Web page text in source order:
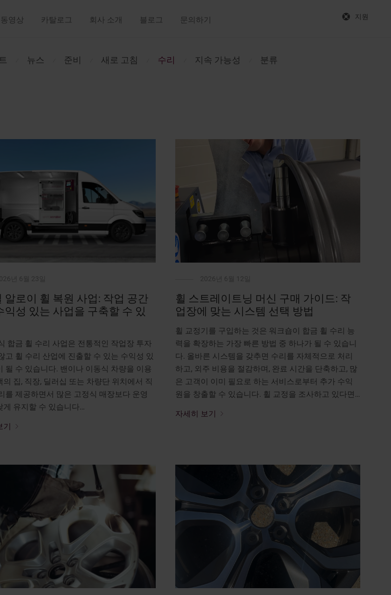
동영상 카탈로그 회사 소개 블로그 문의하기 지원
뉴스 준비 새로 고침 수리 지속 가능성 분류
알로이 휠 복원 사업: 작업 공간
익성 있는 사업을 구축할 수 있
합금 휠 수리 사업은 전통적인 작업장 투자
고 휠 수리 산업에 진출할 수 있는 수익성 있
될 수 있습니다. 밴이나 이동식 차량을 이용
의 집, 직장, 딜러십 또는 차량단 위치에서 직
를 제공하면서 많은 고정식 매장보다 운영
게 유지할 수 있습니다…
기
휠 스트레이트닝 머신 구매 가이드: 작
업장에 맞는 시스템 선택 방법
휠 교정기를 구입하는 것은 워크숍이 합금 휠 수리 능
력을 확장하는 가장 빠른 방법 중 하나가 될 수 있습니
다. 올바른 시스템을 갖추면 수리를 자체적으로 처리
하고, 외주 비용을 절감하며, 완료 시간을 단축하고, 많
은 고객이 이미 필요로 하는 서비스로부터 추가 수익
원을 창출할 수 있습니다. 휠 교정을 조사하고 있다면…
자세히 보기